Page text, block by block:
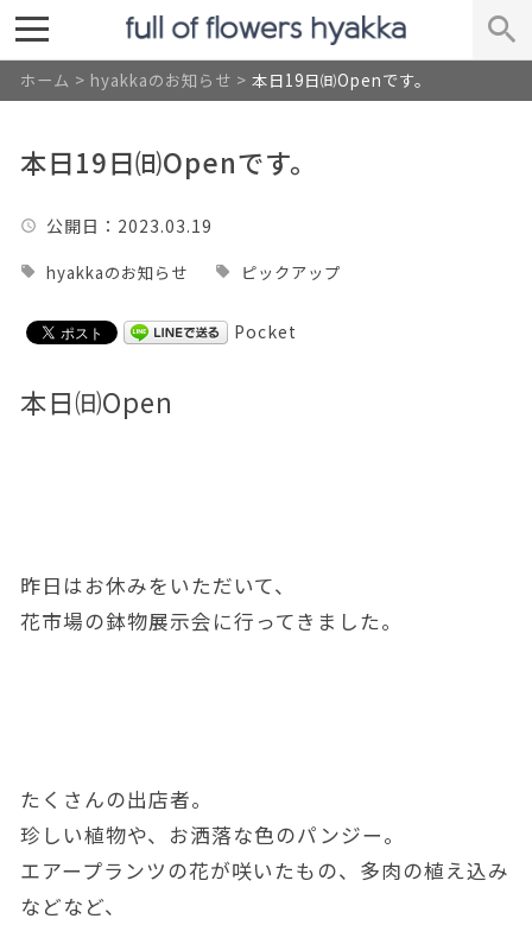
ホーム > hyakkaのお知らせ > 本日19日㈰Openです。
本日19日㈰Openです。
公開日 ：2023.03.19
hyakkaのお知らせ ピックアップ
Pocket
本日㈰Open
昨日はお休みをいただいて、
花市場の鉢物展示会に行ってきました。
たくさんの出店者。
珍しい植物や、お洒落な色のパンジー。
エアープランツの花が咲いたもの、多肉の植え込み
などなど、